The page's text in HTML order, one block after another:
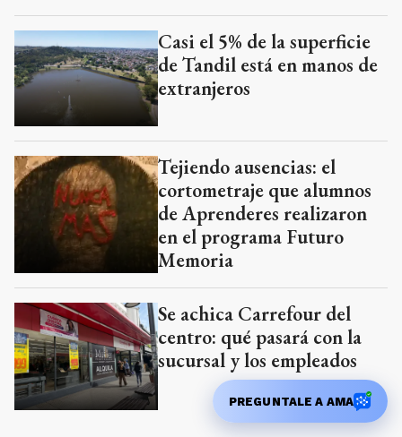
Casi el 5% de la superficie
de Tandil está en manos de
extranjeros
Tejiendo ausencias: el
cortometraje que alumnos
de Aprenderes realizaron
en el programa Futuro
Memoria
Se achica Carrefour del
centro: qué pasará con la
sucursal y los empleados
PREGUNTALE A AMA